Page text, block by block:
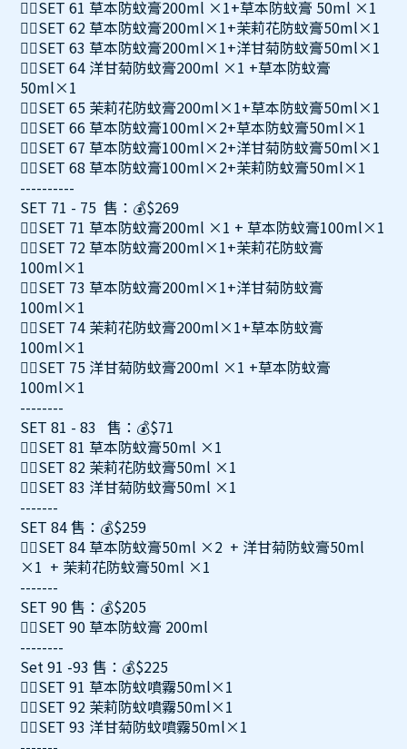
👉🏻SET 61 草本防蚊膏200ml ×1+草本防蚊膏 50ml ×1
👉🏻SET 62 草本防蚊膏200ml×1+茉莉花防蚊膏50ml×1
👉🏻SET 63 草本防蚊膏200ml×1+洋甘菊防蚊膏50ml×1
👉🏻SET 64 洋甘菊防蚊膏200ml ×1 +草本防蚊膏
50ml×1
👉🏻SET 65 茉莉花防蚊膏200ml×1+草本防蚊膏50ml×1
👉🏻SET 66 草本防蚊膏100ml×2+草本防蚊膏50ml×1
👉🏻SET 67 草本防蚊膏100ml×2+洋甘菊防蚊膏50ml×1
👉🏻SET 68 草本防蚊膏100ml×2+茉莉防蚊膏50ml×1
----------
SET 71 - 75 售：💰$269
👉🏻SET 71 草本防蚊膏200ml ×1 + 草本防蚊膏100ml×1
👉🏻SET 72 草本防蚊膏200ml×1+茉莉花防蚊膏
100ml×1
👉🏻SET 73 草本防蚊膏200ml×1+洋甘菊防蚊膏
100ml×1
👉🏻SET 74 茉莉花防蚊膏200ml×1+草本防蚊膏
100ml×1
👉🏻SET 75 洋甘菊防蚊膏200ml ×1 +草本防蚊膏
100ml×1
--------
SET 81 - 83 售：💰$71
👉🏻SET 81 草本防蚊膏50ml ×1
👉🏻SET 82 茉莉花防蚊膏50ml ×1
👉🏻SET 83 洋甘菊防蚊膏50ml ×1
-------
SET 84 售：💰$259
👉🏻SET 84 草本防蚊膏50ml ×2 + 洋甘菊防蚊膏50ml
×1 + 茉莉花防蚊膏50ml ×1
-------
SET 90 售：💰$205
👉🏻SET 90 草本防蚊膏 200ml
--------
Set 91 -93 售：💰$225
👉🏻SET 91 草本防蚊噴霧50ml×1
👉🏻SET 92 茉莉防蚊噴霧50ml×1
👉🏻SET 93 洋甘菊防蚊噴霧50ml×1